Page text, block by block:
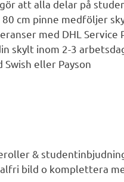
att alla delar på
cm pinne medföljer
med DHL Service
skylt inom 2-3
Swish eller Payson
&
bild o komplettera